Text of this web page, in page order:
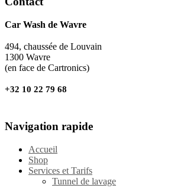
Car Wash de Wavre
494, chaussée de Louvain
1300 Wavre
(en face de Cartronics)
+32 10 22 79 68
Navigation rapide
Accueil
Shop
Services et Tarifs
Tunnel de lavage